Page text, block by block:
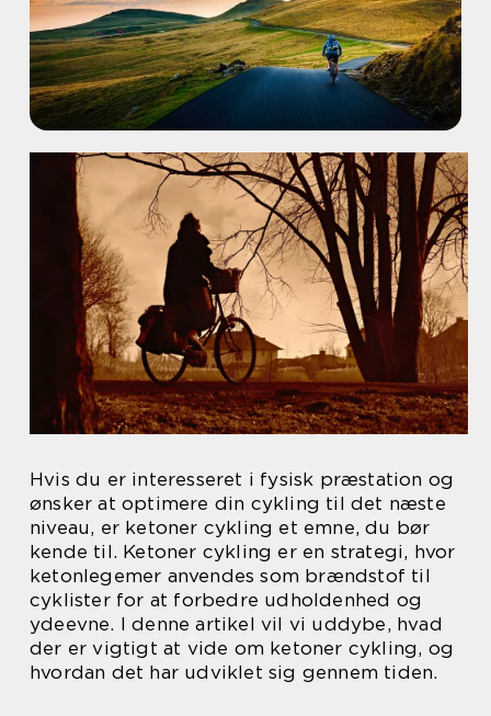
Hvis du er interesseret i fysisk præstation og
ønsker at optimere din cykling til det næste
niveau, er ketoner cykling et emne, du bør
kende til. Ketoner cykling er en strategi, hvor
ketonlegemer anvendes som brændstof til
cyklister for at forbedre udholdenhed og
ydeevne. I denne artikel vil vi uddybe, hvad
der er vigtigt at vide om ketoner cykling, og
hvordan det har udviklet sig gennem tiden.